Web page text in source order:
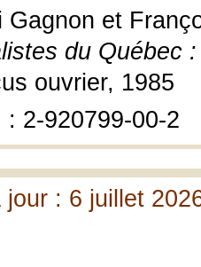
Gagnon et
du Québec :
ouvrier, 1985
: 2-920799-00-2
jour : 6 juillet